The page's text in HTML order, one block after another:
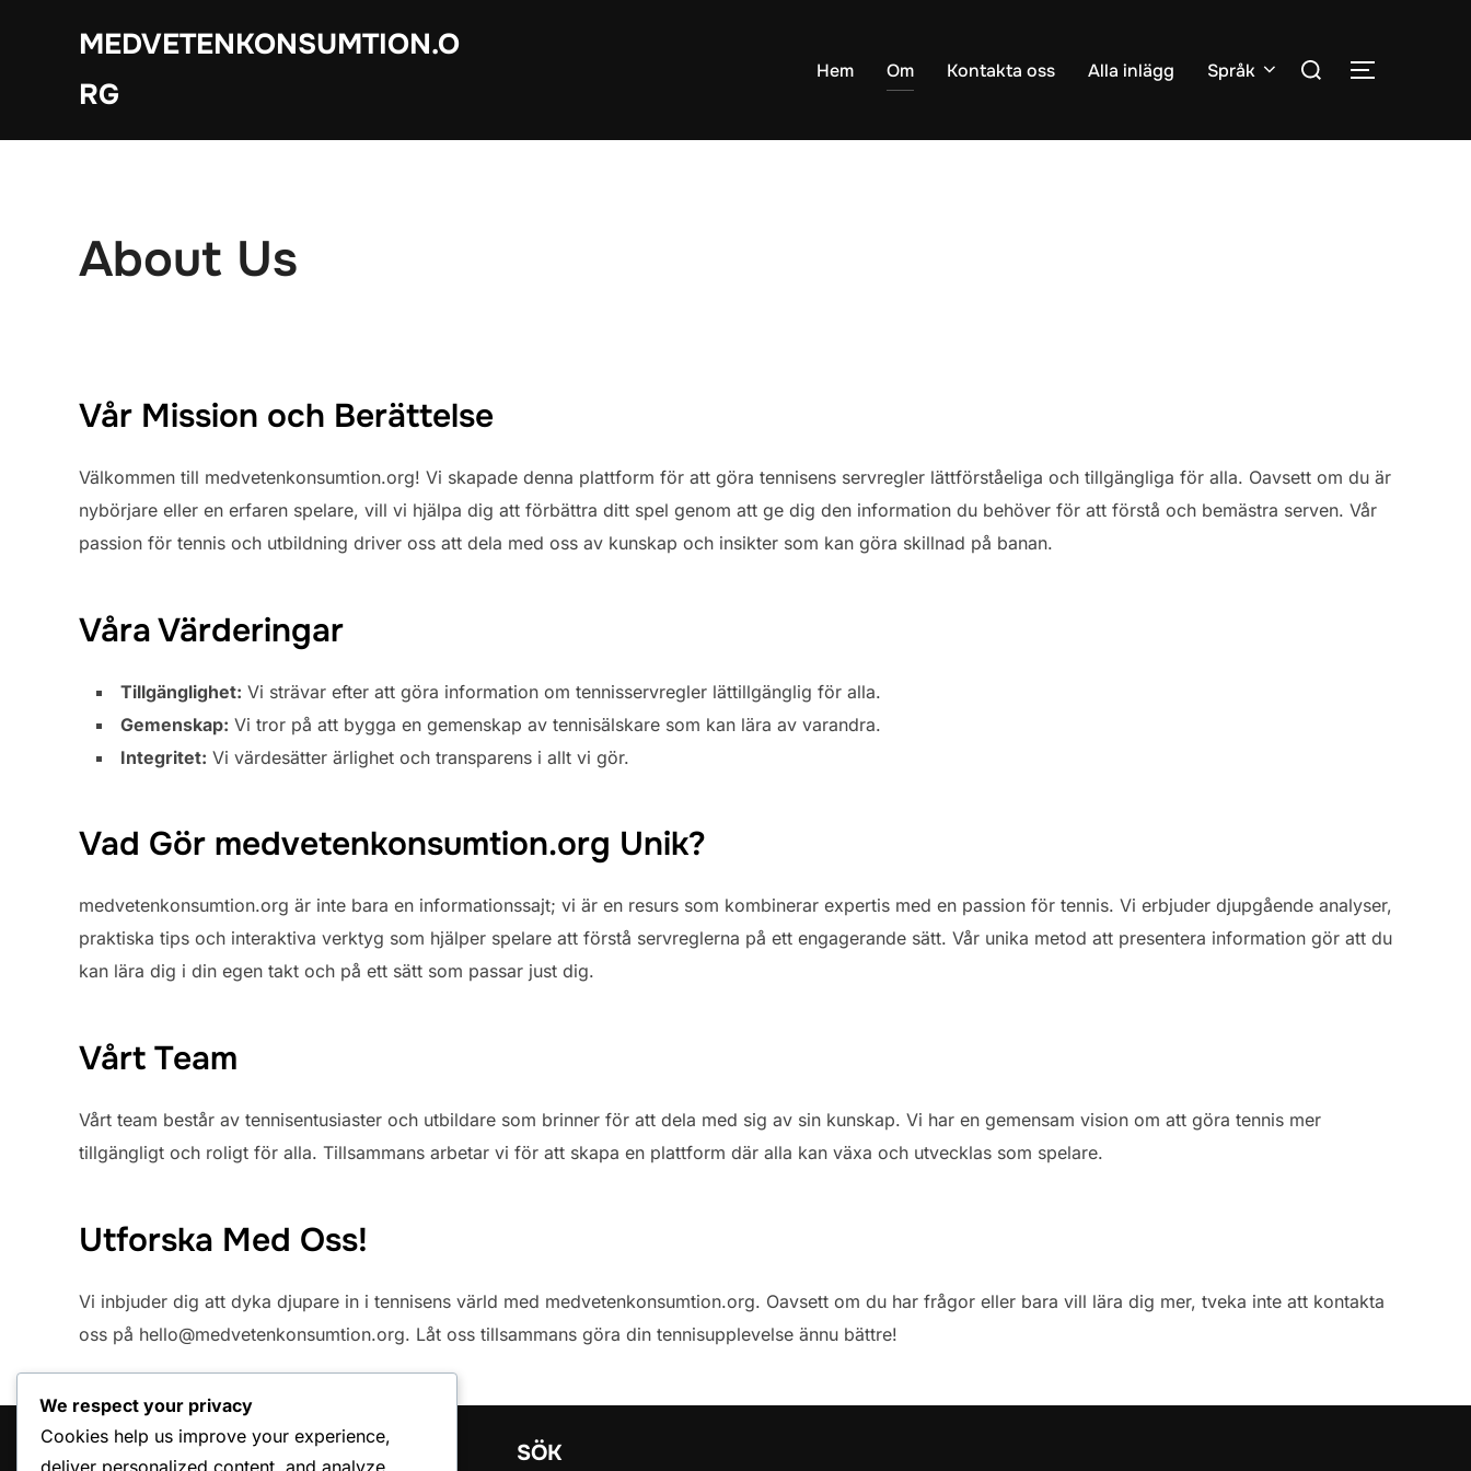
MEDVETENKONSUMTION.O
RG
Hem Om Kontakta oss Alla inlägg Språk
Search
TOGGLE
About Us
Vår Mission och Berättelse
Välkommen till medvetenkonsumtion.org! Vi skapade denna plattform för att göra tennisens servregler lättförståeliga och tillgängliga för alla. Oavsett om du är
nybörjare eller en erfaren spelare, vill vi hjälpa dig att förbättra ditt spel genom att ge dig den information du behöver för att förstå och bemästra serven. Vår
passion för tennis och utbildning driver oss att dela med oss av kunskap och insikter som kan göra skillnad på banan.
Våra Värderingar
Tillgänglighet: Vi strävar efter att göra information om tennisservregler lättillgänglig för alla.
Gemenskap: Vi tror på att bygga en gemenskap av tennisälskare som kan lära av varandra.
Integritet: Vi värdesätter ärlighet och transparens i allt vi gör.
Vad Gör medvetenkonsumtion.org Unik?
medvetenkonsumtion.org är inte bara en informationssajt; vi är en resurs som kombinerar expertis med en passion för tennis. Vi erbjuder djupgående analyser,
praktiska tips och interaktiva verktyg som hjälper spelare att förstå servreglerna på ett engagerande sätt. Vår unika metod att presentera information gör att du
kan lära dig i din egen takt och på ett sätt som passar just dig.
Vårt Team
Vårt team består av tennisentusiaster och utbildare som brinner för att dela med sig av sin kunskap. Vi har en gemensam vision om att göra tennis mer
tillgängligt och roligt för alla. Tillsammans arbetar vi för att skapa en plattform där alla kan växa och utvecklas som spelare.
Utforska Med Oss!
Vi inbjuder dig att dyka djupare in i tennisens värld med medvetenkonsumtion.org. Oavsett om du har frågor eller bara vill lära dig mer, tveka inte att kontakta
oss på hello@medvetenkonsumtion.org. Låt oss tillsammans göra din tennisupplevelse ännu bättre!
JURIDISKT SÖK
We respect your privacy
Cookies help us improve your experience,